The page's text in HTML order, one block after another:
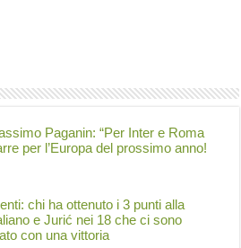
Paganin: “Per Inter e Roma
per l’Europa del prossimo anno!
chi ha ottenuto i 3 punti alla
e Jurić nei 18 che ci sono
con una vittoria